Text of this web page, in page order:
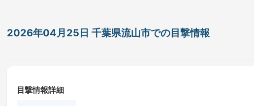
2026年04月25日 千葉県流山市での目撃情報
目撃情報詳細